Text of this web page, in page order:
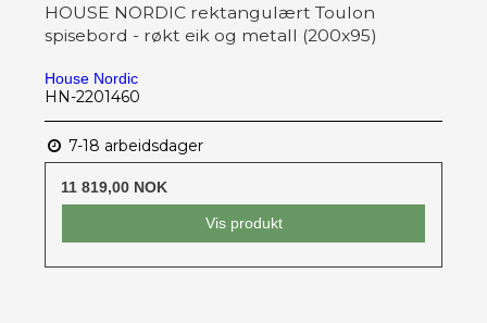
HOUSE NORDIC rektangulært Toulon
spisebord - røkt eik og metall (200x95)
House Nordic
HN-2201460
7-18 arbeidsdager
11 819,00 NOK
Vis produkt